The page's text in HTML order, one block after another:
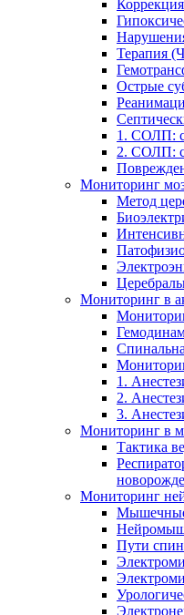
Терапия
Острые
1. СОЛП:
2. СОЛП:
Мониторинг
Метод
Мониторинг в
1.
2.
3.
Мониторинг в
Тактика
Мониторинг
Пути